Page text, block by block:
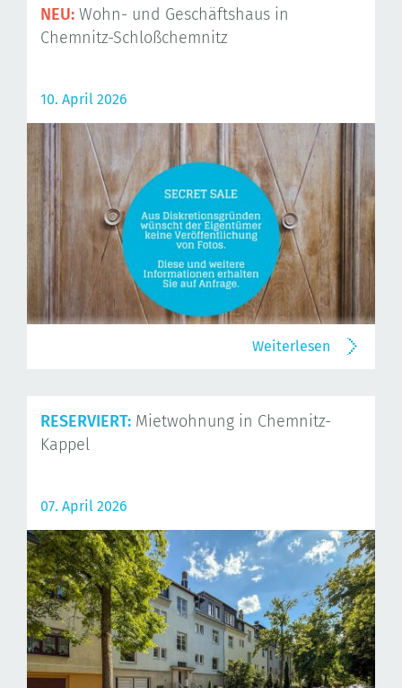
NEU: Wohn- und Geschäftshaus in
Chemnitz-Schloßchemnitz
10. April 2026
Weiterlesen
RESERVIERT: Mietwohnung in Chemnitz-
Kappel
07. April 2026